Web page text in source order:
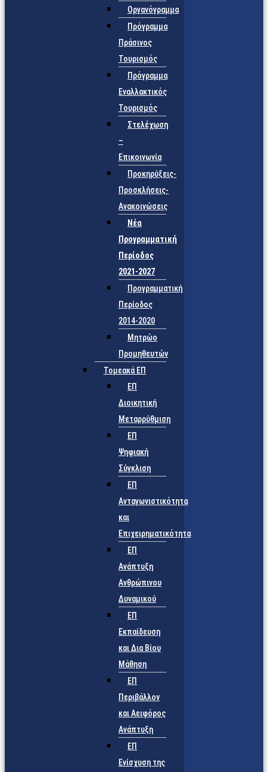
Οργανόγραμμα
Πρόγραμμα
Πράσινος
Τουρισμός
Πρόγραμμα
Εναλλακτικός
Τουρισμός
Στελέχωση
–
Επικοινωνία
Προκηρύξεις-
Προσκλήσεις-
Ανακοινώσεις
Νέα
Προγραμματική
Περίοδος
2021-2027
Προγραμματική
Περίοδος
2014-2020
Μητρώο
Προμηθευτών
Τομεακά ΕΠ
ΕΠ
Διοικητική
Μεταρρύθμιση
ΕΠ
Ψηφιακή
Σύγκλιση
ΕΠ
Ανταγωνιστικότητα
και
Επιχειρηματικότητα
ΕΠ
Ανάπτυξη
Ανθρώπινου
Δυναμικού
ΕΠ
Εκπαίδευση
και Δια Βίου
Μάθηση
ΕΠ
Περιβάλλον
και Αειφόρος
Ανάπτυξη
ΕΠ
Ενίσχυση της